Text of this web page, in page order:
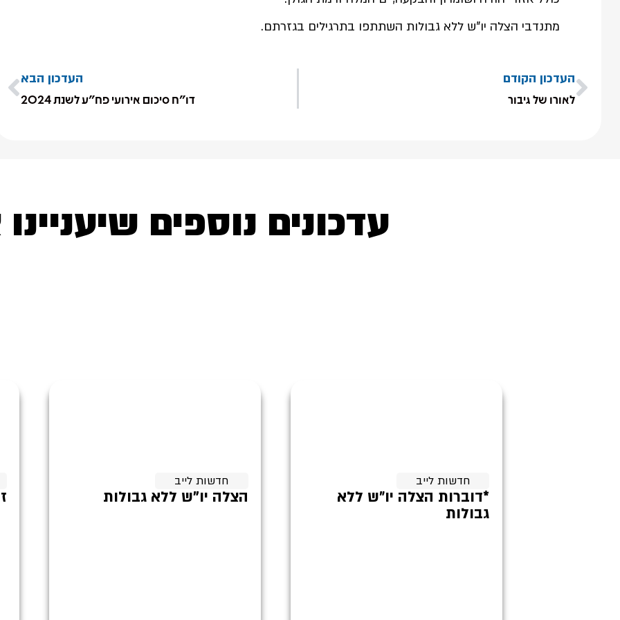
מתנדבי הצלה יו"ש ללא גבולות השתתפו בתרגילים בגזרתם.
העדכון הקודם
לאורו של גיבור
העדכון הבא
דו"ח סיכום אירועי פח"ע לשנת 2024
עדכונים נוספים
חדשות לייב
*דוברות הצלה יו״ש ללא
גבולות
חדשות לייב
הצלה יו"ש ללא גבולות